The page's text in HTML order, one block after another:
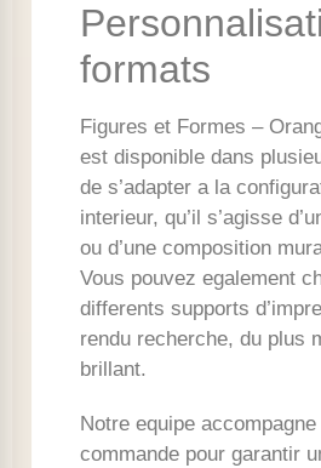
formats
Figures et Formes –
est disponible dans
de s’adapter a la
interieur, qu’il s’agisse
ou d’une composition
Vous pouvez egalement
differents supports
rendu recherche, du plus
brillant.
Notre equipe
commande pour garantir